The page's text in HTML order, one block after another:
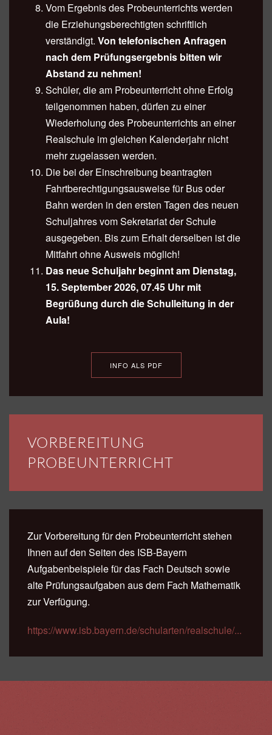
Vom Ergebnis des Probeunterrichts werden
die Erziehungsberechtigten schriftlich
verständigt. Von telefonischen Anfragen
nach dem Prüfungsergebnis bitten wir
Abstand zu nehmen!
Schüler, die am Probeunterricht ohne Erfolg
teilgenommen haben, dürfen zu einer
Wiederholung des Probeunterrichts an einer
Realschule im gleichen Kalenderjahr nicht
mehr zugelassen werden.
Die bei der Einschreibung beantragten
Fahrtberechtigungsausweise für Bus oder
Bahn werden in den ersten Tagen des neuen
Schuljahres vom Sekretariat der Schule
ausgegeben. Bis zum Erhalt derselben ist die
Mitfahrt ohne Ausweis möglich!
Das neue Schuljahr beginnt am Dienstag,
15. September 2026, 07.45 Uhr mit
Begrüßung durch die Schulleitung in der
Aula!
INFO ALS PDF
VORBEREITUNG
PROBEUNTERRICHT
Zur Vorbereitung für den Probeunterricht stehen
Ihnen auf den Seiten des ISB-Bayern
Aufgabenbeispiele für das Fach Deutsch sowie
alte Prüfungsaufgaben aus dem Fach Mathematik
zur Verfügung.
https://www.isb.bayern.de/schularten/realschule/...